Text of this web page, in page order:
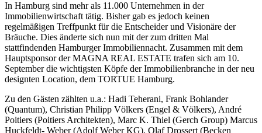
In Hamburg sind mehr als 11.000 Unternehmen in der
Immobilienwirtschaft tätig. Bisher gab es jedoch keinen
regelmäßigen Treffpunkt für die Entscheider und Visionäre der
Bräuche. Dies änderte sich nun mit der zum dritten Mal
stattfindenden Hamburger Immobiliennacht. Zusammen mit dem
Hauptsponsor der MAGNA REAL ESTATE trafen sich am 10.
September die wichtigsten Köpfe der Immobilienbranche in der neu
designten Location, dem TORTUE Hamburg.
Zu den Gästen zählten u.a.: Hadi Teherani, Frank Bohlander
(Quantum), Christian Philipp Völkers (Engel & Völkers), André
Poitiers (Poitiers Architekten), Marc K. Thiel (Gerch Group) Marcus
Huckfeldt- Weber (Adolf Weber KG), Olaf Drossert (Becken